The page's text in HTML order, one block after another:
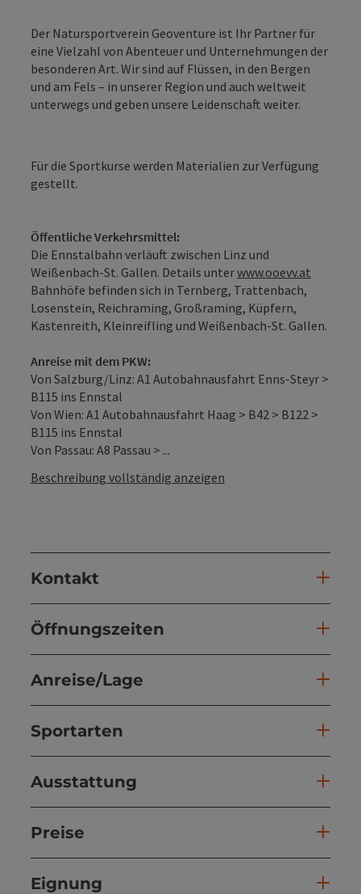
Der Natursportverein Geoventure ist Ihr Partner für
eine Vielzahl von Abenteuer und Unternehmungen der
besonderen Art. Wir sind auf Flüssen, in den Bergen
und am Fels – in unserer Region und auch weltweit
unterwegs und geben unsere Leidenschaft weiter.
Für die Sportkurse werden Materialien zur Verfügung
gestellt.
Öffentliche Verkehrsmittel:
Die Ennstalbahn verläuft zwischen Linz und
Weißenbach-St. Gallen. Details unterwww.ooevv.at
Bahnhöfe befinden sich in Ternberg, Trattenbach,
Losenstein, Reichraming, Großraming, Küpfern,
Kastenreith, Kleinreifling und Weißenbach-St. Gallen.
Anreise mit dem PKW:
Von Salzburg/Linz: A1 Autobahnausfahrt Enns-Steyr >
B115 ins Ennstal
Von Wien: A1 Autobahnausfahrt Haag > B42 > B122 >
B115 ins Ennstal
Von Passau: A8 Passau > ...
Beschreibung vollständig anzeigen
Kontakt
Öffnungszeiten
Anreise/Lage
Sportarten
Ausstattung
Preise
Eignung